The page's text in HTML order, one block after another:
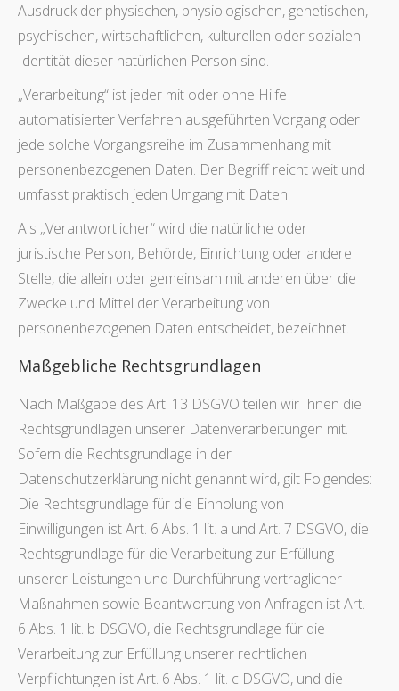
Ausdruck der physischen, physiologischen, genetischen,
psychischen, wirtschaftlichen, kulturellen oder sozialen
Identität dieser natürlichen Person sind.
„Verarbeitung“ ist jeder mit oder ohne Hilfe
automatisierter Verfahren ausgeführten Vorgang oder
jede solche Vorgangsreihe im Zusammenhang mit
personenbezogenen Daten. Der Begriff reicht weit und
umfasst praktisch jeden Umgang mit Daten.
Als „Verantwortlicher“ wird die natürliche oder
juristische Person, Behörde, Einrichtung oder andere
Stelle, die allein oder gemeinsam mit anderen über die
Zwecke und Mittel der Verarbeitung von
personenbezogenen Daten entscheidet, bezeichnet.
Maßgebliche Rechtsgrundlagen
Nach Maßgabe des Art. 13 DSGVO teilen wir Ihnen die
Rechtsgrundlagen unserer Datenverarbeitungen mit.
Sofern die Rechtsgrundlage in der
Datenschutzerklärung nicht genannt wird, gilt Folgendes:
Die Rechtsgrundlage für die Einholung von
Einwilligungen ist Art. 6 Abs. 1 lit. a und Art. 7 DSGVO, die
Rechtsgrundlage für die Verarbeitung zur Erfüllung
unserer Leistungen und Durchführung vertraglicher
Maßnahmen sowie Beantwortung von Anfragen ist Art.
6 Abs. 1 lit. b DSGVO, die Rechtsgrundlage für die
Verarbeitung zur Erfüllung unserer rechtlichen
Verpflichtungen ist Art. 6 Abs. 1 lit. c DSGVO, und die